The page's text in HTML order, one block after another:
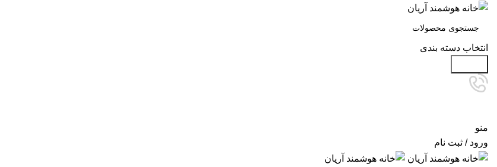
انتخاب دسته بندی
منو
ورود / ثبت نام